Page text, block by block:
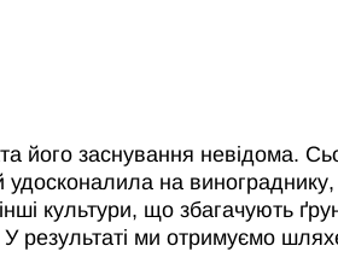
заснування невідома.
на винограднику,
культури, що збагачують
результаті ми отримуємо